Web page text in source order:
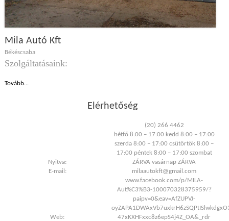
Mila Autó Kft
Békéscsaba
Szolgáltatásaink:
Tovább...
Elérhetőség
(20) 266 4462
Nyitva:
hétfő 8:00 – 17:00 kedd 8:00 – 17:00
szerda 8:00 – 17:00 csütörtök 8:00 –
17:00 péntek 8:00 – 17:00 szombat
ZÁRVA vasárnap ZÁRVA
E-mail:
milaautokft@gmail.com
Web:
www.facebook.com/p/MILA-
Aut%C3%B3-100070328375959/?
paipv=0&eav=AfZUPVJ-
47xKXHFxxc8z6epS4j4Z_OA&_rdr